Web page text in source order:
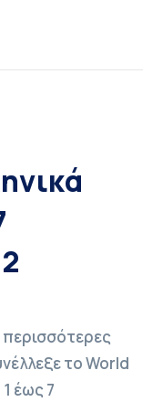
περισσότερες
το World
έως 7